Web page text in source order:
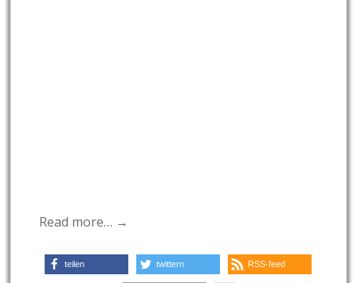
Read more… →
teilen twittern RSS-feed